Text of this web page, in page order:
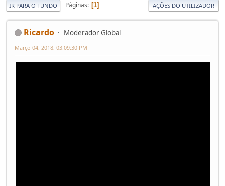
IR PARA O FUNDO Páginas 1 AÇÕES DO UTILIZADOR
Ricardo Moderador Global
Março 04, 2018, 03:09:30 PM